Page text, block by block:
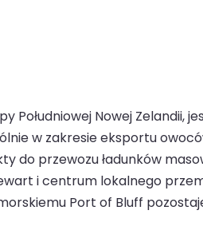
Południowej Nowej
w zakresie eksportu
do przewozu ładunków
i centrum lokalnego
Port of Bluff